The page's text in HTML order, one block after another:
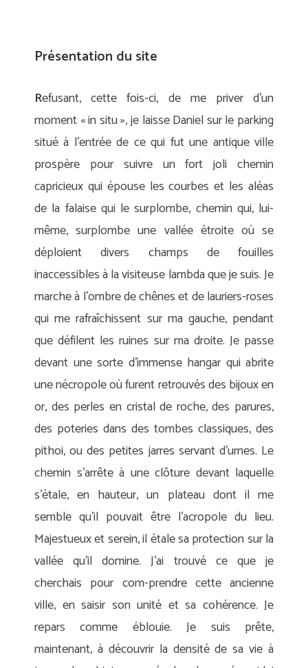
Présentation du site
Refusant, cette fois-ci, de me priver d’un
moment « in situ », je laisse Daniel sur le parking
situé à l’entrée de ce qui fut une antique ville
prospère pour suivre un fort joli chemin
capricieux qui épouse les courbes et les aléas
de la falaise qui le surplombe, chemin qui, lui-
même, surplombe une vallée étroite où se
déploient divers champs de fouilles
inaccessibles à la visiteuse lambda que je suis. Je
marche à l’ombre de chênes et de lauriers-roses
qui me rafraîchissent sur ma gauche, pendant
que défilent les ruines sur ma droite. Je passe
devant une sorte d’immense hangar qui abrite
une nécropole où furent retrouvés des bijoux en
or, des perles en cristal de roche, des parures,
des poteries dans des tombes classiques, des
pithoi, ou des petites jarres servant d’urnes. Le
chemin s’arrête à une clôture devant laquelle
s’étale, en hauteur, un plateau dont il me
semble qu’il pouvait être l’acropole du lieu.
Majestueux et serein, il étale sa protection sur la
vallée qu’il domine. J’ai trouvé ce que je
cherchais pour com-prendre cette ancienne
ville, en saisir son unité et sa cohérence. Je
repars comme éblouie. Je suis prête,
maintenant, à découvrir la densité de sa vie à